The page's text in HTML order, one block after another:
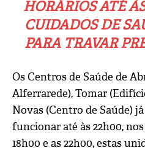
HORÁRIOS ATÉ
CUIDADOS DE
PARA TRAVAR
Os Centros de Saúde de
Alferrarede), Tomar
Novas (Centro de Saúde)
funcionar até às 22h00,
18h00 e as 22h00, estas